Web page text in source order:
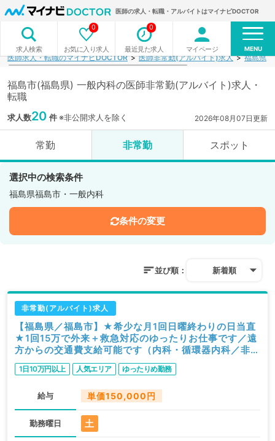
医師の求人・転職・アルバイトはマイナビDOCTOR
求人検索 お気に入り求人
0
最近見た求人
0
マイページ MENU
医師求人・転職のマイナビDOCTOR 医師非常勤(アルバイト)求人 福島県
福島市(福島県) 一般内科の医師非常勤(アルバイト)求人・
転職
求人数20 件※非公開求人を除く 2026年08月07日更新
常勤 非常勤 スポット
選択中の検索条件
福島県福島市・一般内科
条件の変更
並び順： 新着順
非常勤(アルバイト)求人
【福島県／福島市】★希少な月1回日曜終わりの日当直
★1回15万で外来＋救急対応のゆったりお仕事です／遠
方からの交通費支給可能です（内科・循環器内科／非常
勤）
1日10万円以上 人気エリア ゆったりめ勤務
給与 単価150,000円
勤務曜日 土